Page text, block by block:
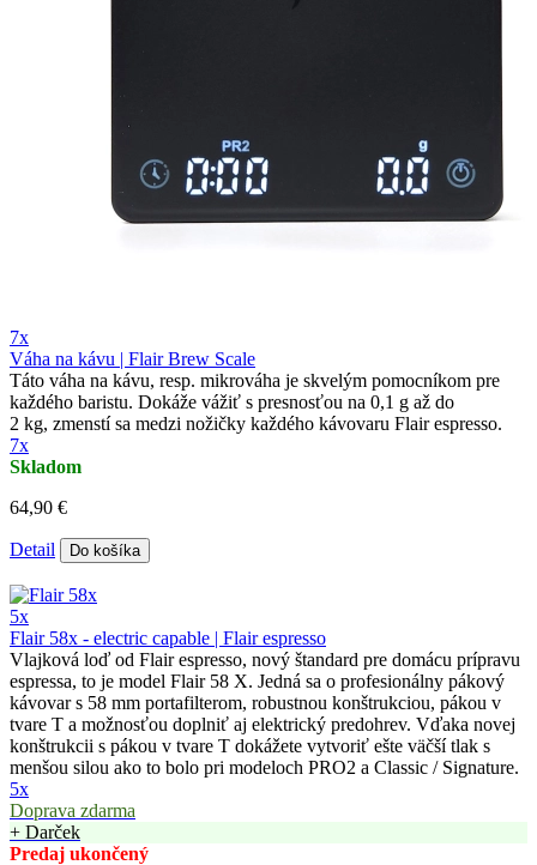
7x
Váha na kávu | Flair Brew Scale
Táto váha na kávu, resp. mikrováha je skvelým pomocníkom pre
každého baristu. Dokáže vážiť s presnosťou na 0,1 g až do
2 kg, zmenstí sa medzi nožičky každého kávovaru Flair espresso.
7x
Skladom
64,90 €
Detail Do košíka
5x
Flair 58x - electric capable | Flair espresso
Vlajková loď od Flair espresso, nový štandard pre domácu prípravu
espressa, to je model Flair 58 X. Jedná sa o profesionálny pákový
kávovar s 58 mm portafilterom, robustnou konštrukciou, pákou v
tvare T a možnosťou doplniť aj elektrický predohrev. Vďaka novej
konštrukcii s pákou v tvare T dokážete vytvoriť ešte väčší tlak s
menšou silou ako to bolo pri modeloch PRO2 a Classic / Signature.
5x
Doprava zdarma
+ Darček
Predaj ukončený